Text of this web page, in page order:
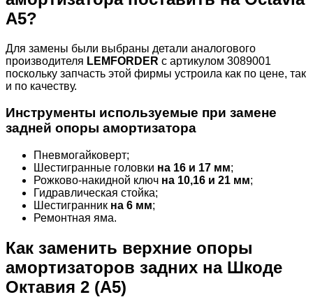
А5?
Для замены были выбраны детали аналогового
производителя LEMFORDER с артикулом 3089001
поскольку запчасть этой фирмы устроила как по цене, так
и по качеству.
Инструменты используемые при замене
задней опоры амортизатора
Пневмогайковерт;
Шестигранные головки на 16 и 17 мм;
Рожково-накидной ключ на 10,16 и 21 мм;
Гидравлическая стойка;
Шестигранник на 6 мм;
Ремонтная яма.
Как заменить верхние опоры
амортизаторов задних на Шкоде
Октавия 2 (А5)